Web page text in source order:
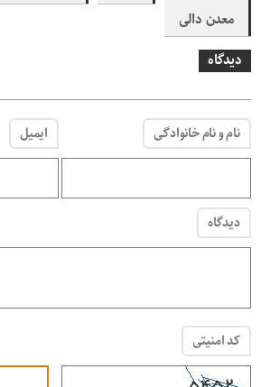
معدن دالی
دیدگاه
نام و نام خانوادگی ایمیل
دیدگاه
کد امنیتی